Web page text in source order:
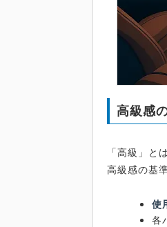
高級感
「高級」と
高級感の基
使
各